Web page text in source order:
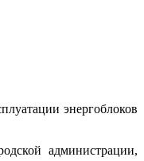
энергоблоков
администрации,